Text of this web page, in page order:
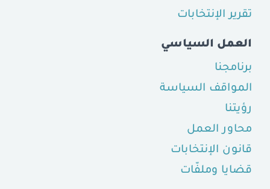
تقرير الإنتخابات
العمل السياسي
برنامجنا
المواقف السياسة
رؤيتنا
محاور العمل
قانون الإنتخابات
قضايا وملفّات